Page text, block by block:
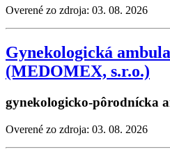
Overené zo zdroja: 03. 08. 2026
Gynekologická
(MEDOMEX, s.r.o.)
gynekologicko-pôrodnícka
Overené zo zdroja: 03. 08. 2026